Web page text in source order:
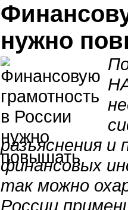
нужно
разъяснения и
финансовых
так можно
России